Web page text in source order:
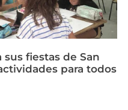
fiestas de San
para todos